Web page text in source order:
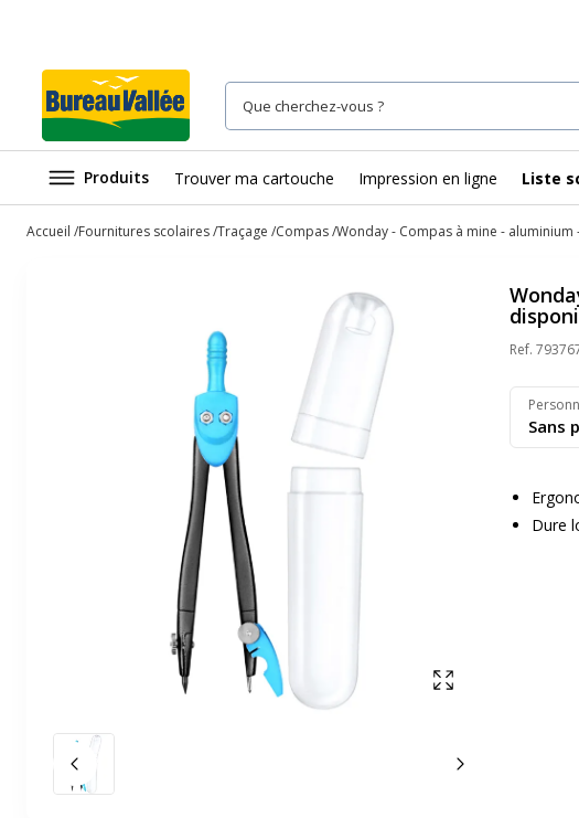
Produits Trouver ma cartouche Impression en ligne Liste
Accueil Fournitures scolaires Traçage Compas Wonday - Compas à mine -
Afficher en
Slide précédent Slide suivant
Ref.
Sans
Dure